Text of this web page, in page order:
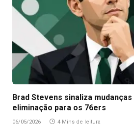
Brad Stevens sinaliza
eliminação para os 76ers
06/05/2026 4 Mins de leitura